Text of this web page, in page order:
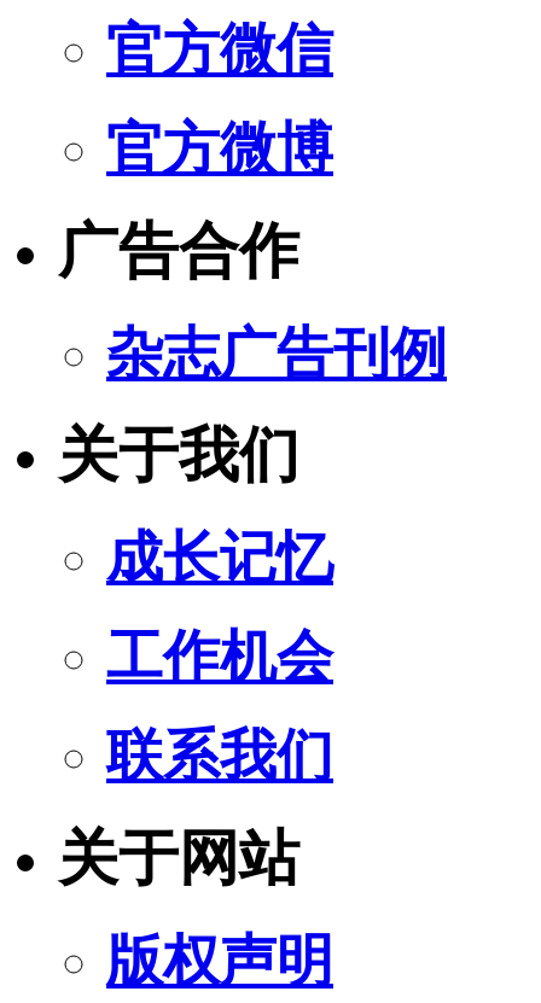
官方微信
官方微博
广告合作
杂志广告刊例
关于我们
成长记忆
工作机会
联系我们
关于网站
版权声明